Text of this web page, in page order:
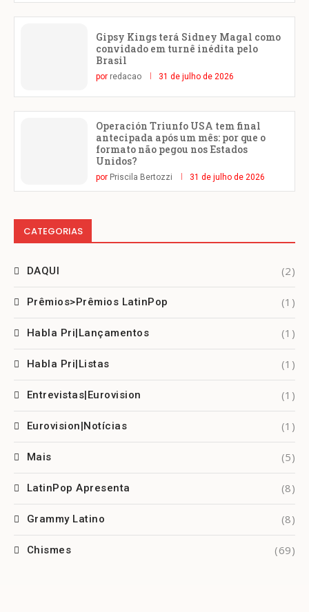
Gipsy Kings terá Sidney Magal como
convidado em turnê inédita pelo
Brasil
por redacao 31 de julho de 2026
Operación Triunfo USA tem final
antecipada após um mês: por que o
formato não pegou nos Estados
Unidos?
por Priscila Bertozzi 31 de julho de 2026
CATEGORIAS
DAQUI (2)
Prêmios>Prêmios LatinPop (1)
Habla Pri|Lançamentos (1)
Habla Pri|Listas (1)
Entrevistas|Eurovision (1)
Eurovision|Notícias (1)
Mais (5)
LatinPop Apresenta (8)
Grammy Latino (8)
Chismes (69)